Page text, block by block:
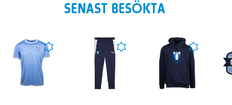
SENAST BESÖKTA